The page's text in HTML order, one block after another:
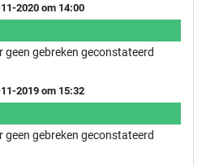
2020 om 14:00
geen gebreken geconstateerd
2019 om 15:32
geen gebreken geconstateerd